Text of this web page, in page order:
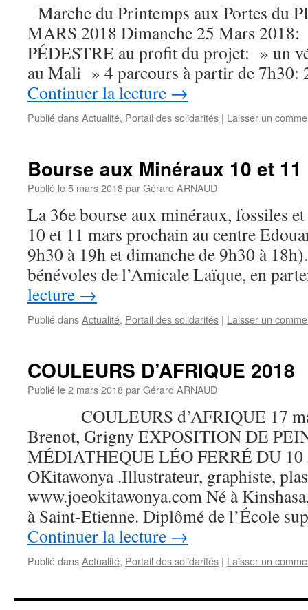
Marche du Printemps aux Portes du
MARS 2018 Dimanche 25 Mars
PÉDESTRE au profit du projet: » un
au Mali » 4 parcours à partir de
Continuer la lecture →
Publié dansActualité, Portail des solidarités | Laisser un
Bourse aux Minéraux 10 et
Publié le5 mars 2018parGérard ARNAUD
La 36e bourse aux minéraux, fossiles
10 et 11 mars prochain au centre
9h30 à 19h et dimanche de 9h30 à
bénévoles de l’Amicale Laïque, en
lecture →
Publié dansActualité, Portail des solidarités | Laisser un
COULEURS D’AFRIQUE 2018
Publié le2 mars 2018parGérard ARNAUD
COULEURS d’AFRIQUE 17
Brenot, Grigny EXPOSITION DE
MÉDIATHEQUE LÉO FERRÉ DU 10
OKitawonya .Illustrateur, graphiste,
www.joeokitawonya.com Né à
à Saint-Etienne. Diplômé de l’École
Continuer la lecture →
Publié dansActualité, Portail des solidarités | Laisser un